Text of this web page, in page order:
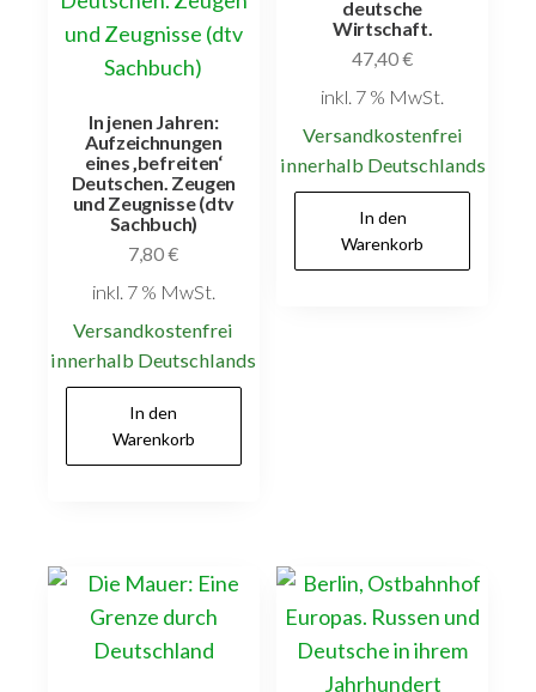
In jenen Jahren:
Aufzeichnungen
eines ‚befreiten‘
Deutschen. Zeugen
und Zeugnisse (dtv
Sachbuch)
7,80€
inkl. 7 % MwSt.
Versandkostenfrei
innerhalb Deutschlands
In den
Warenkorb
deutsche
Wirtschaft.
47,40€
inkl. 7 % MwSt.
Versandkostenfrei
innerhalb Deutschlands
In den
Warenkorb